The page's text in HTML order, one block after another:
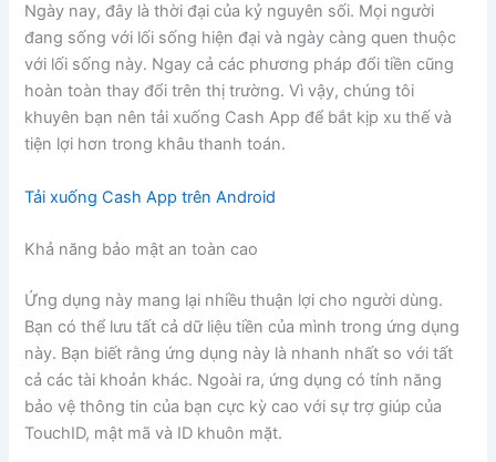
Ngày nay, đây là thời đại của kỷ nguyên sối. Mọi người
đang sống với lối sống hiện đại và ngày càng quen thuộc
với lối sống này. Ngay cả các phương pháp đổi tiền cũng
hoàn toàn thay đổi trên thị trường. Vì vậy, chúng tôi
khuyên bạn nên tải xuống Cash App để bắt kịp xu thế và
tiện lợi hơn trong khâu thanh toán.
Tải xuống Cash App trên Android
Khả năng bảo mật an toàn cao
Ứng dụng này mang lại nhiều thuận lợi cho người dùng.
Bạn có thể lưu tất cả dữ liệu tiền của mình trong ứng dụng
này. Bạn biết rằng ứng dụng này là nhanh nhất so với tất
cả các tài khoản khác. Ngoài ra, ứng dụng có tính năng
bảo vệ thông tin của bạn cực kỳ cao với sự trợ giúp của
TouchID, mật mã và ID khuôn mặt.